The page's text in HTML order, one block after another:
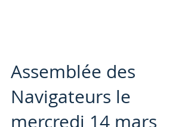
Assemblée des
Navigateurs le